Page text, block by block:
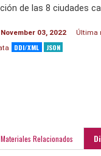
de las 8 ciudades
November 03, 2022 Última
DDI/XML JSON
Materiales Relacionados